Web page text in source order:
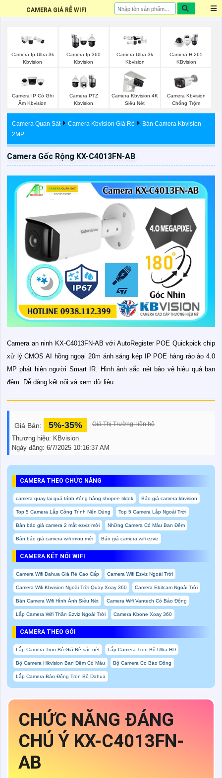
CAMERA GIÁ RẺ WIFI
Camera Ip Ultra 3k
Kbvision
Camera Ip 360
Kbvision
Camera Ultra 3k
Kbvision
Camera H.265
KBvision
Camera IP Có Ghi
Âm Kbvision
Camera PTZ
Kbvision
Camera Kbvision 4K
Siêu Nét
Camera Kbvision
Chống Trộm
Camera Quan Sát Camera Kbvision Giá Rẻ
Bán Camera Kbvision
2MP
Camera Gốc Rộng KX-C4013FN-AB
Camera an ninh KX-C4013FN-AB với AutoRegister POE Quickpick chip
xử lý CMOS AI hồng ngoại 20m ánh sáng kép IP POE hàng rào ảo 4.0
MP phát hiện người Smart IR. Hình ảnh sắc nét bảo vệ hiệu quả ban
đêm. Dễ dàng kết nối và xem dữ liệu.
Giá Bán: 5%-35% Giá Thị Trường: liên hệ
Thương hiệu: KBvision
Ngày đăng: 6/7/2025 10:16:37 AM
CAMERA THEO CHỨC NĂNG
camera quay lại quá trình đóng hàng shopee tiktok Báo giá camera kbvision
Top 5 Camera Lắp Công Trình Nên Dùng Top 5 Camera Lắp Ngoài Trời
Bản báo giá camera 2 mắt ezviz mới Những Camera Có Màu Ban Đêm
Bản báo giá camera wifi imou mới Báo giá camera wifi ezviz
CAMERA KẾT NỐI WIFI
Camera Wifi Dahua Giá Rẻ Cao Cấp Camera Wifi Ezviz Ngoài Trời
Camera Wifi Kbvision Ngoài Trời Quay Xoay 360 Camera Ebitcam Ngoài Trời
Bán Camera Wifi Hình Ảnh Siêu Nét Camera Wifi Vantech Có Báo Động
Lắp Camera Wifi Thân Ezviz Ngoài Trời Camera Kbone Xoay 360
CAMERA THEO GÓI
Lắp Camera Trọn Bộ Giá Rẻ sắc nét Lắp Camera Trọn Bộ Ultra HD
Bộ Camera Hikvision Ban Đêm Có Màu Bộ Camera Có Báo Đông
Lắp Camera Báo Động Trọn Bộ Dahua
CHỨC NĂNG ĐÁNG
CHÚ Ý KX-C4013FN-
AB